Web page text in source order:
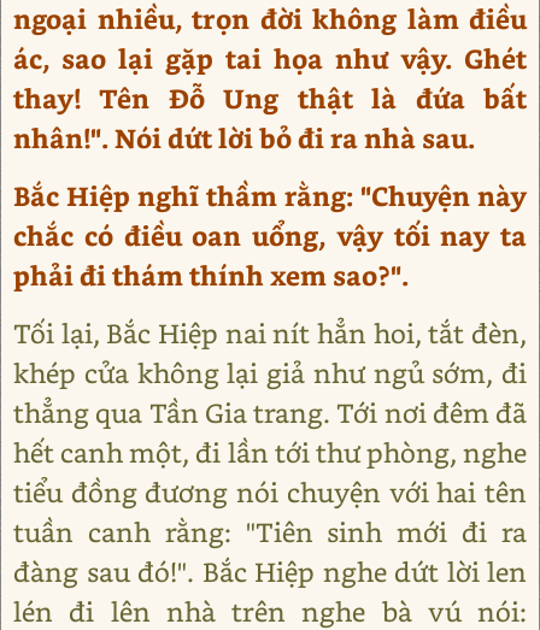
ngoại nhiều, trọn đời không làm điều
ác, sao lại gặp tai họa như vậy. Ghét
thay! Tên Đỗ Ung thật là đứa bất
nhân!". Nói dứt lời bỏ đi ra nhà sau.
Bắc Hiệp nghĩ thầm rằng: "Chuyện này
chắc có điều oan uổng, vậy tối nay ta
phải đi thám thính xem sao?".
Tối lại, Bắc Hiệp nai nít hẳn hoi, tắt đèn,
khép cửa không lại giả như ngủ sớm, đi
thẳng qua Tần Gia trang. Tới nơi đêm đã
hết canh một, đi lần tới thư phòng, nghe
tiểu đồng đương nói chuyện với hai tên
tuần canh rằng: "Tiên sinh mới đi ra
đàng sau đó!". Bắc Hiệp nghe dứt lời len
lén đi lên nhà trên nghe bà vú nói: